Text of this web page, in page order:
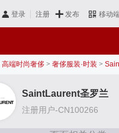
登录 注册 发布 移动
高端时尚奢侈 > 奢侈服装·时装 >
SaintLaurent圣罗兰
注册用户-CN100266